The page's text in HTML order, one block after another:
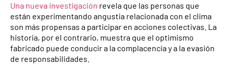
Una nueva investigación revela que las personas que
están experimentando angustia relacionada con el clima
son más propensas a participar en acciones colectivas. La
historia, por el contrario, muestra que el optimismo
fabricado puede conducir a la complacencia y a la evasión
de responsabilidades.